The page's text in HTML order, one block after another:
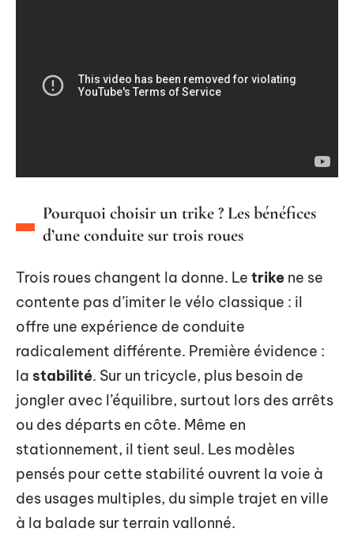
Pourquoi choisir un trike ? Les bénéfices
d’une conduite sur trois roues
Trois roues changent la donne. Le trike ne se
contente pas d’imiter le vélo classique : il
offre une expérience de conduite
radicalement différente. Première évidence :
la stabilité. Sur un tricycle, plus besoin de
jongler avec l’équilibre, surtout lors des arrêts
ou des départs en côte. Même en
stationnement, il tient seul. Les modèles
pensés pour cette stabilité ouvrent la voie à
des usages multiples, du simple trajet en ville
à la balade sur terrain vallonné.